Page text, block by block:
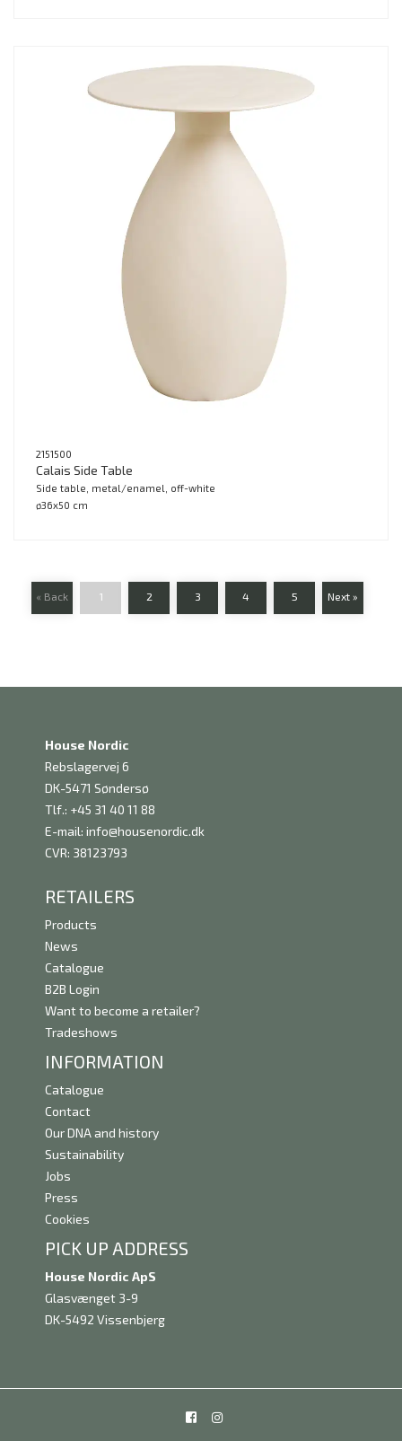
2151500
Calais Side Table
Side table, metal/enamel, off-white
ø36x50 cm
« Back 1 2 3 4 5 Next »
House Nordic
Rebslagervej 6
DK-5471 Søndersø
Tlf.: +45 31 40 11 88
E-mail: info@housenordic.dk
CVR: 38123793
RETAILERS
Products
News
Catalogue
B2B Login
Want to become a retailer?
Tradeshows
INFORMATION
Catalogue
Contact
Our DNA and history
Sustainability
Jobs
Press
Cookies
PICK UP ADDRESS
House Nordic ApS
Glasvænget 3-9
DK-5492 Vissenbjerg